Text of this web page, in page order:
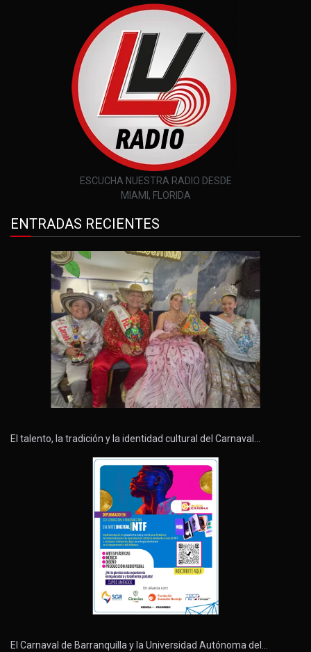
ESCUCHA NUESTRA RADIO DESDE
MIAMI, FLORIDA
ENTRADAS RECIENTES
El talento, la tradición y la identidad cultural del Carnaval…
El Carnaval de Barranquilla y la Universidad Autónoma del…